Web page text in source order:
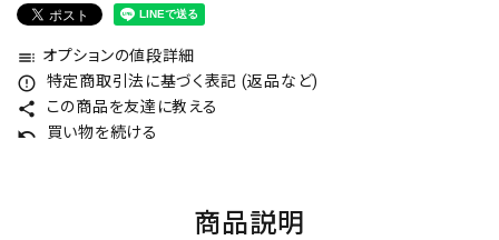
toc オプションの値段詳細
error_outline 特定商取引法に基づく表記 (返品など)
share この商品を友達に教える
undo 買い物を続ける
商品説明